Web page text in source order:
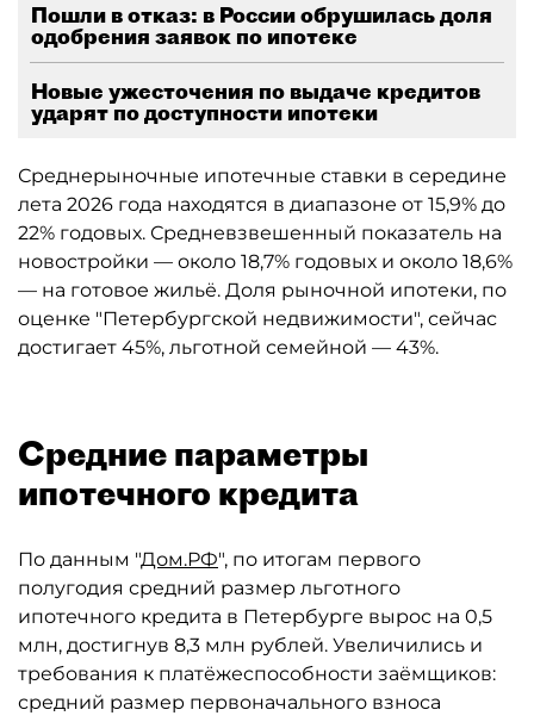
Пошли в отказ: в России обрушилась доля
одобрения заявок по ипотеке
Новые ужесточения по выдаче кредитов
ударят по доступности ипотеки
Среднерыночные ипотечные ставки в середине
лета 2026 года находятся в диапазоне от 15,9% до
22% годовых. Средневзвешенный показатель на
новостройки — около 18,7% годовых и около 18,6%
— на готовое жильё. Доля рыночной ипотеки, по
оценке "Петербургской недвижимости", сейчас
достигает 45%, льготной семейной — 43%.
Средние параметры
ипотечного кредита
По данным "Дом.РФ", по итогам первого
полугодия средний размер льготного
ипотечного кредита в Петербурге вырос на 0,5
млн, достигнув 8,3 млн рублей. Увеличились и
требования к платёжеспособности заёмщиков:
средний размер первоначального взноса